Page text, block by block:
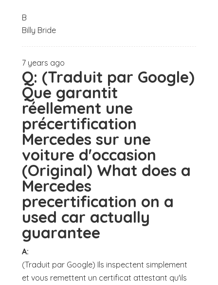
B
Billy Bride
7 years ago
Q: (Traduit par Google)
Que garantit
réellement une
précertification
Mercedes sur une
voiture d'occasion
(Original) What does a
Mercedes
precertification on a
used car actually
guarantee
A:
(Traduit par Google) Ils inspectent simplement
et vous remettent un certificat attestant qu'ils